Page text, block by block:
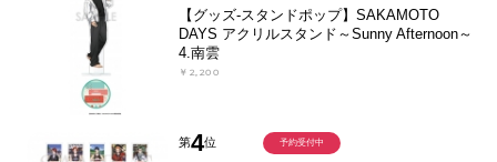
【グッズ-スタンドポップ】SAKAMOTO
DAYS アクリルスタンド～Sunny Afternoon～
4.南雲
￥2,200
第4位 予約受付中